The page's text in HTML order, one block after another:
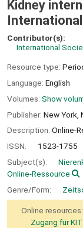
Kidney
Contributor(s):
International
Resource type:
Language: English
Volumes: Show
Publisher: New York,
Description: Online-
ISSN:
1523-1755
Subject(s):
Online-Ressource
Genre/Form:
Online resources:
Zugang für